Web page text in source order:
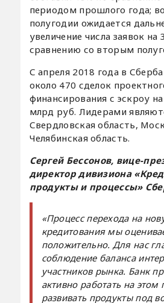
периодом прошлого года;
полугодии ожидается
увеличение числа заявок на
сравнению со вторым
С апреля 2018 года в
около 470 сделок
финансирования с эскроу
млрд руб. Лидерами
Свердловская область,
Челябинская область.
СергейБессонов, вице-
директор дивизиона
продукты и процессы»
«Процесс перехода на
кредитования мы
положительно. Для нас
соблюдение баланса
участников рынка. Банк
активно работать на этом
развивать продукты под